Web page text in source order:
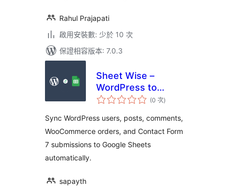
Rahul Prajapati
啟用安裝數: 少於 10 次
保證相容版本: 7.0.3
Sheet Wise –
WordPress to
Google Sheets
Forms, Users,
Posts &
WooCommerce
(0 次評
分
數
)
Sync WordPress users, posts, comments,
WooCommerce orders, and Contact Form
7 submissions to Google Sheets
automatically.
sapayth